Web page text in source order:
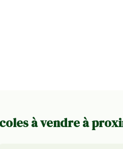
à vendre à